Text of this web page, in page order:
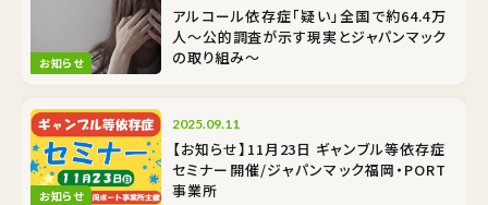
お知らせ
アルコール依存症「疑い」全国で約64.4万
人〜公的調査が示す現実とジャパンマック
の取り組み〜
お知らせ
2025.09.11
【お知らせ】11月23日 ギャンブル等依存症
セミナー開催/ジャパンマック福岡・PORT
事業所